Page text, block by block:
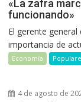
«La zafra
funcionando»
El gerente general
importancia de
Economía
4 de agosto de